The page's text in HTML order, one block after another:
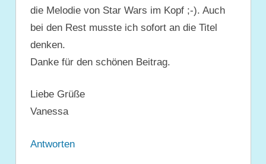
die Melodie von Star Wars im Kopf ;-). Auch
bei den Rest musste ich sofort an die Titel
denken.
Danke für den schönen Beitrag.
Liebe Grüße
Vanessa
Antworten